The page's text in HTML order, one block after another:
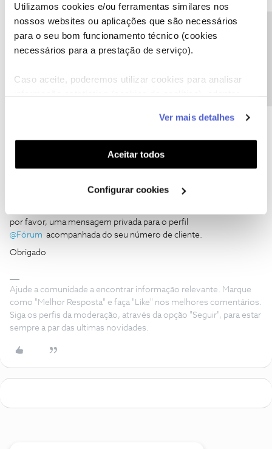
Utilizamos cookies e/ou ferramentas similares nos
nossos websites ou aplicações que são necessários
para o seu bom funcionamento técnico (cookies
necessários para a prestação de serviço).
Caso aceite, poderemos utilizar cookies para analisar
funcionalidades (cookies de personalização e
funcionalidade) e adaptar anúncios aos seus interesses
(cookies de publicidade personalizada). Pode gerir a
utilização dos cookies clicando em "Configurar
Ver mais detalhes
Aceitar todos
Configurar cookies
@monstawonder,
Sem problema. Depois partilhe connosco se ficou resolvido.
1 pessoa gostou
Lamentamos o transtorno. Vamos ajudar.
por favor, uma mensagem privada para o perfil
@Fórum acompanhada do seu número de cliente.
Obrigado
Ajude a comunidade a encontrar informação relevante. Marque
como "Melhor Resposta" e faça "Like" nos melhores comentários.
Siga os perfis da moderação, através da opção "Seguir", para estar
sempre a par das ultimas novidades.